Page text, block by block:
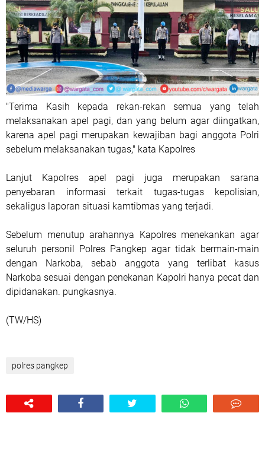
"Terima Kasih kepada rekan-rekan semua yang telah
melaksanakan apel pagi, dan yang belum agar diingatkan,
karena apel pagi merupakan kewajiban bagi anggota Polri
sebelum melaksanakan tugas," kata Kapolres
Lanjut Kapolres apel pagi juga merupakan sarana
penyebaran informasi terkait tugas-tugas kepolisian,
sekaligus laporan situasi kamtibmas yang terjadi.
Sebelum menutup arahannya Kapolres menekankan agar
seluruh personil Polres Pangkep agar tidak bermain-main
dengan Narkoba, sebab anggota yang terlibat kasus
Narkoba sesuai dengan penekanan Kapolri hanya pecat dan
dipidanakan. pungkasnya.
(TW/HS)
polres pangkep